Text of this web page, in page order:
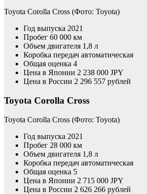
Toyota Corolla Cross (Фото: Toyota)
Год выпуска 2021
Пробег 60 000 км
Объем двигателя 1,8 л
Коробка передач автоматическая
Общая оценка 4
Цена в Японии 2 238 000 JPY
Цена в России 2 296 557 рублей
Toyota Corolla Cross
Toyota Corolla Cross (Фото: Toyota)
Год выпуска 2021
Пробег 28 000 км
Объем двигателя 1,8 л
Коробка передач автоматическая
Общая оценка 5
Цена в Японии 2 715 000 JPY
Цена в России 2 626 266 рублей